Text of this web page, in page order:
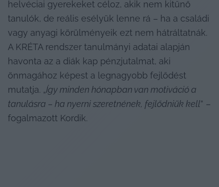
helvéciai gyerekeket céloz, akik nem kitűnő
tanulók, de reális esélyük lenne rá – ha a családi
vagy anyagi körülményeik ezt nem hátráltatnák.
A KRÉTA rendszer tanulmányi adatai alapján
havonta az a diák kap pénzjutalmat, aki
önmagához képest a legnagyobb fejlődést
mutatja. „Így minden hónapban van motiváció a
tanulásra – ha nyerni szeretnének, fejlődniük kell” –
fogalmazott Kordik.